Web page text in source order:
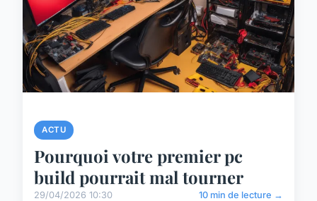
ACTU
Pourquoi votre premier pc
build pourrait mal tourner
29/04/2026 10:30 10 min de lecture →